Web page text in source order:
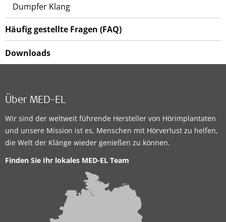
Dumpfer Klang
Häufig gestellte Fragen (FAQ)
Downloads
Über MED-EL
Wir sind der weltweit führende Hersteller von Hörimplantaten
und unsere Mission ist es, Menschen mit Hörverlust zu helfen,
die Welt der Klänge wieder genießen zu können.
Finden Sie Ihr lokales MED-EL Team